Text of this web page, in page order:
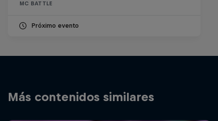
MC BATTLE
Próximo evento
Más contenidos similares